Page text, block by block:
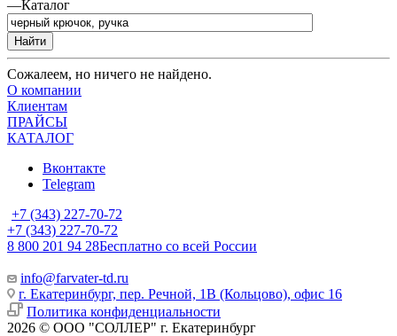
—Каталог
Найти
Сожалеем, но ничего не найдено.
О компании
Клиентам
ПРАЙСЫ
КАТАЛОГ
Вконтакте
Telegram
+7 (343) 227-70-72
+7 (343) 227-70-72
8 800 201 94 28Бесплатно со всей России
info@farvater-td.ru
г. Екатеринбург, пер. Речной, 1В (Кольцово), офис 16
Политика конфиденциальности
2026 © ООО "СОЛЛЕР" г. Екатеринбург